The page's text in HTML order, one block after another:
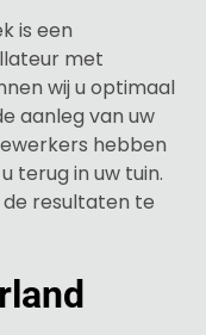
is een
met
wij u optimaal
aanleg van uw
hebben
terug in uw tuin.
resultaten te